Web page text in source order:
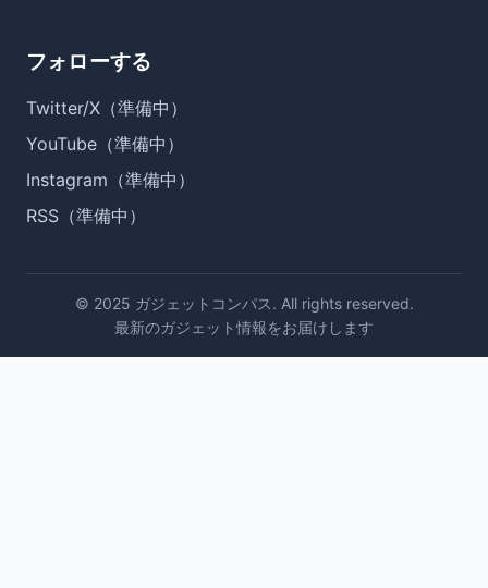
フォローする
Twitter/X（準備中）
YouTube（準備中）
Instagram（準備中）
RSS（準備中）
© 2025 ガジェットコンパス. All rights reserved.
最新のガジェット情報をお届けします